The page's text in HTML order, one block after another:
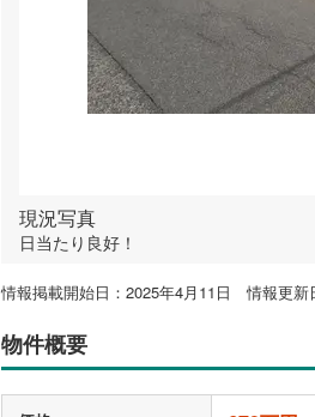
現況写真
日当たり良好！
情報掲載開始日：2025年4月11日 情報更
物件概要